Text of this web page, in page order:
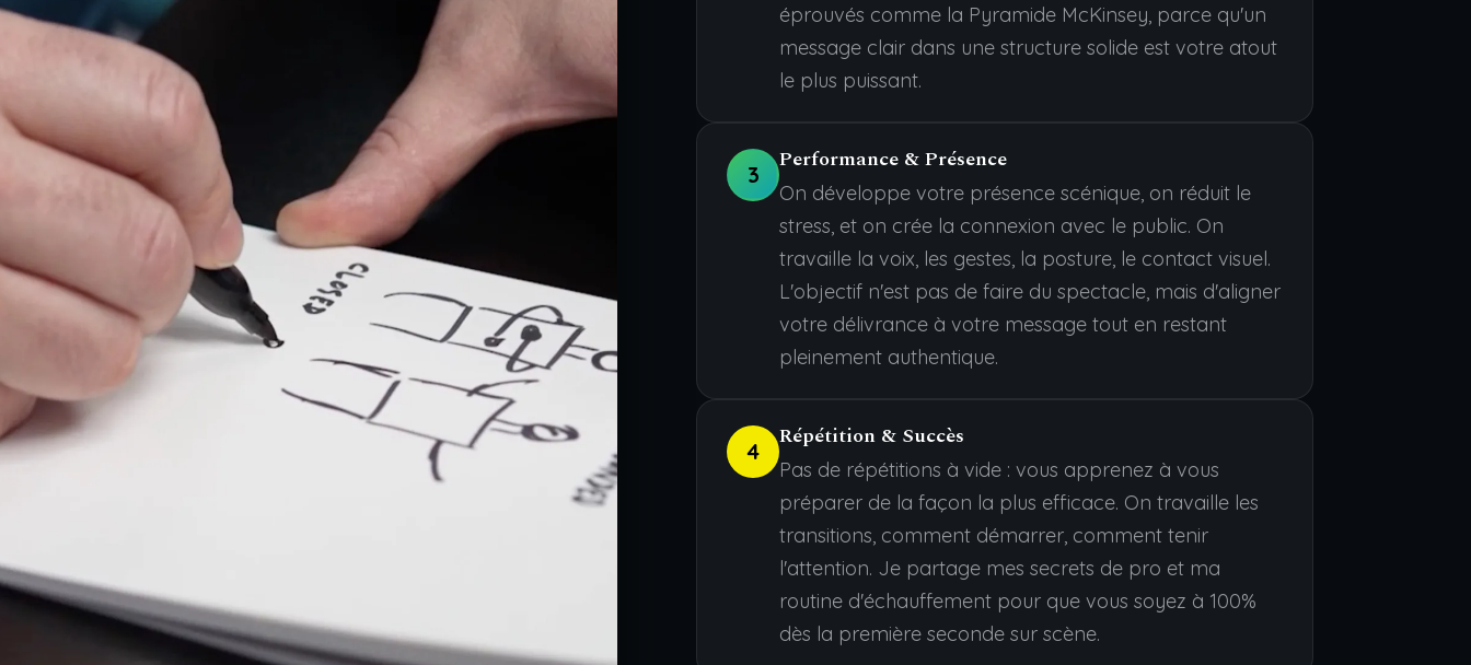
éprouvés comme la Pyramide McKinsey, parce qu'un
message clair dans une structure solide est votre atout
le plus puissant.
3
Performance & Présence
On développe votre présence scénique, on réduit le
stress, et on crée la connexion avec le public. On
travaille la voix, les gestes, la posture, le contact visuel.
L'objectif n'est pas de faire du spectacle, mais d'aligner
votre délivrance à votre message tout en restant
pleinement authentique.
4
Répétition & Succès
Pas de répétitions à vide : vous apprenez à vous
préparer de la façon la plus efficace. On travaille les
transitions, comment démarrer, comment tenir
l'attention. Je partage mes secrets de pro et ma
routine d'échauffement pour que vous soyez à 100%
dès la première seconde sur scène.